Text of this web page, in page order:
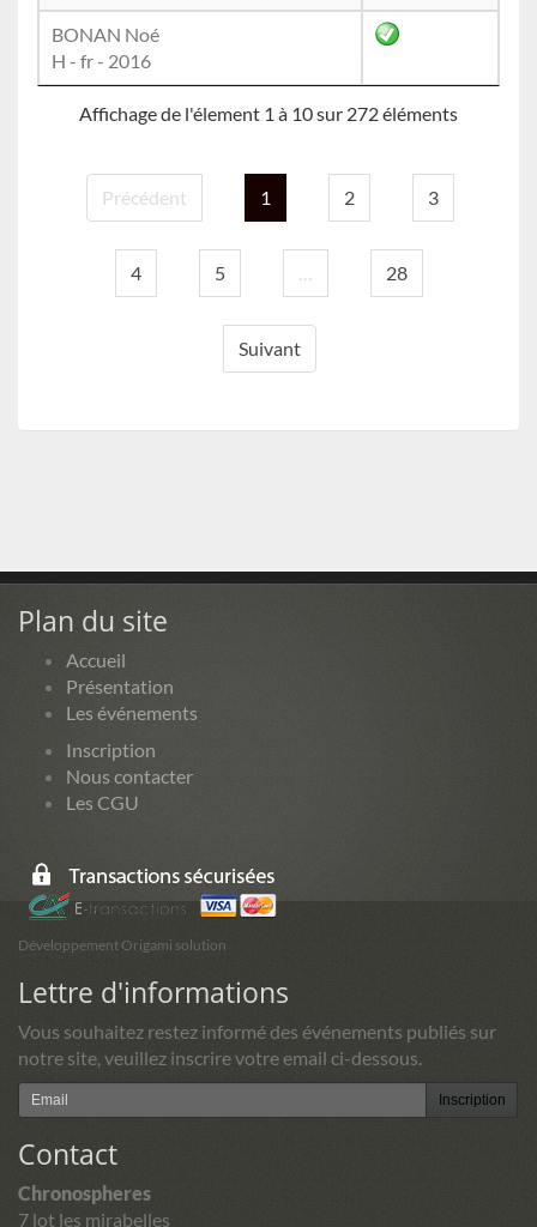
BONAN Noé
H - fr - 2016
Affichage de l'élement 1 à 10 sur 272 éléments
Précédent 1 2 3
4 5 … 28
Suivant
Plan du site
Accueil
Présentation
Les événements
Inscription
Nous contacter
Les CGU
Développement Origami solution
Lettre d'informations
Vous souhaitez restez informé des événements publiés sur
notre site, veuillez inscrire votre email ci-dessous.
Inscription
Contact
Chronospheres
7 lot les mirabelles